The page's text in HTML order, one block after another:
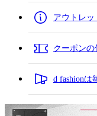
アウトレッ
クーポンの
d fashionは